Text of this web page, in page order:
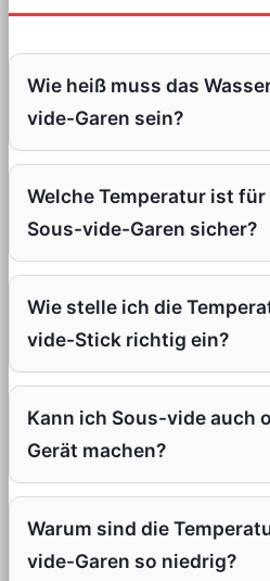
Wie heiß muss das
vide-Garen sein?
Welche Temperatur ist
Sous-vide-Garen sicher?
Wie stelle ich die
vide-Stick richtig ein?
Kann ich Sous-vide auch
Gerät machen?
Warum sind die
vide-Garen so niedrig?